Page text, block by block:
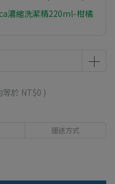
濃縮洗潔精220ml-柑橘
等於 NT$0 )
運送方式